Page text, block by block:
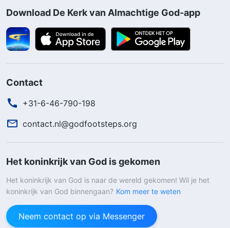
Download De Kerk van Almachtige God-app
Contact
+31-6-46-790-198
contact.nl@godfootsteps.org
Het koninkrijk van God is gekomen
Het koninkrijk van God is naar de wereld gekomen! Wil je het
koninkrijk van God binnengaan? Kom meer te weten
Neem contact op via Messenger